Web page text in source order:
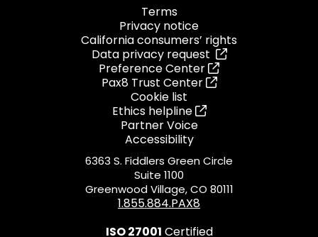
Terms
Privacy notice
California consumers’ rights
Data privacy request
Preference Center
Pax8 Trust Center
Cookie list
Ethics helpline
Partner Voice
Accessibility
6363 S. Fiddlers Green Circle
Suite 1100
Greenwood Village, CO 80111
1.855.884.PAX8
ISO 27001 Certified